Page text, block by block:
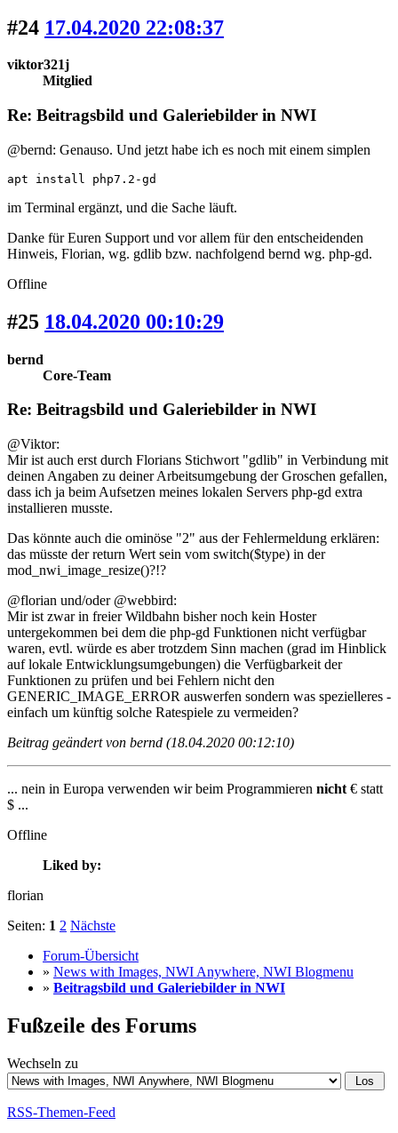
#24 17.04.2020 22:08:37
viktor321j
Mitglied
Re: Beitragsbild und Galeriebilder in NWI
@bernd: Genauso. Und jetzt habe ich es noch mit einem simplen
apt install php7.2-gd
im Terminal ergänzt, und die Sache läuft.
Danke für Euren Support und vor allem für den entscheidenden
Hinweis, Florian, wg. gdlib bzw. nachfolgend bernd wg. php-gd.
Offline
#25 18.04.2020 00:10:29
bernd
Core-Team
Re: Beitragsbild und Galeriebilder in NWI
@Viktor:
Mir ist auch erst durch Florians Stichwort "gdlib" in Verbindung mit
deinen Angaben zu deiner Arbeitsumgebung der Groschen gefallen,
dass ich ja beim Aufsetzen meines lokalen Servers php-gd extra
installieren musste.
Das könnte auch die ominöse "2" aus der Fehlermeldung erklären:
das müsste der return Wert sein vom switch($type) in der
mod_nwi_image_resize()?!?
@florian und/oder @webbird:
Mir ist zwar in freier Wildbahn bisher noch kein Hoster
untergekommen bei dem die php-gd Funktionen nicht verfügbar
waren, evtl. würde es aber trotzdem Sinn machen (grad im Hinblick
auf lokale Entwicklungsumgebungen) die Verfügbarkeit der
Funktionen zu prüfen und bei Fehlern nicht den
GENERIC_IMAGE_ERROR auswerfen sondern was spezielleres -
einfach um künftig solche Ratespiele zu vermeiden?
Beitrag geändert von bernd (18.04.2020 00:12:10)
... nein in Europa verwenden wir beim Programmieren nicht € statt
$ ...
Offline
Liked by:
florian
Seiten: 1 2 Nächste
Forum-Übersicht
» News with Images, NWI Anywhere, NWI Blogmenu
» Beitragsbild und Galeriebilder in NWI
Fußzeile des Forums
Wechseln zu
RSS-Themen-Feed